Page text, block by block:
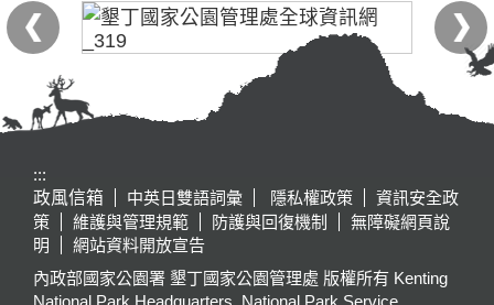
:::
政風信箱
中英日雙語詞彙 隱私權政策
資訊安全政
策
維護與管理規範 防護與回復機制
無障礙網頁說
明
網站資料開放宣告
內政部國家公園署 墾丁國家公園管理處 版權所有 Kenting
National Park Headquarters, National Park Service,